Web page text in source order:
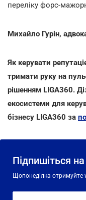
переліку форс-
Михайло Гурін,
Як керувати
тримати руку на
рішенням LIGA360.
екосистеми для
бізнесу LIGA360 за
Підпишіться
Щопонеділка отримуйте